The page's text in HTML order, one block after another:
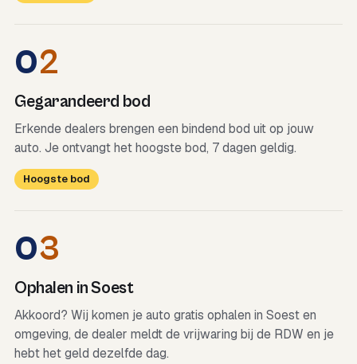
02
Gegarandeerd bod
Erkende dealers brengen een bindend bod uit op jouw
auto. Je ontvangt het hoogste bod, 7 dagen geldig.
Hoogste bod
03
Ophalen in Soest
Akkoord? Wij komen je auto gratis ophalen in Soest en
omgeving, de dealer meldt de vrijwaring bij de RDW en je
hebt het geld dezelfde dag.